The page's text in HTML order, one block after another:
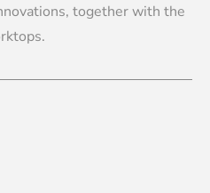
together with the